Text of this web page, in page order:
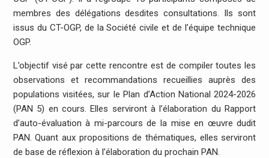
membres des délégations desdites consultations. Ils sont
issus du CT-OGP, de la Société civile et de l’équipe technique
OGP.
L’objectif visé par cette rencontre est de compiler toutes les
observations et recommandations recueillies auprès des
populations visitées, sur le Plan d’Action National 2024-2026
(PAN 5) en cours. Elles serviront à l’élaboration du Rapport
d’auto-évaluation à mi-parcours de la mise en œuvre dudit
PAN. Quant aux propositions de thématiques, elles serviront
de base de réflexion à l’élaboration du prochain PAN.